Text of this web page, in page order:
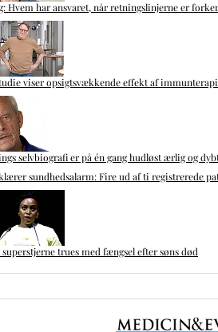
Hvem har ansvaret, når retningslinjerne er
viser opsigtsvækkende effekt af immunterapi
selvbiografi er på én gang hudløst ærlig og
sundhedsalarm: Fire ud af ti registrerede
trues med fængsel efter søns død